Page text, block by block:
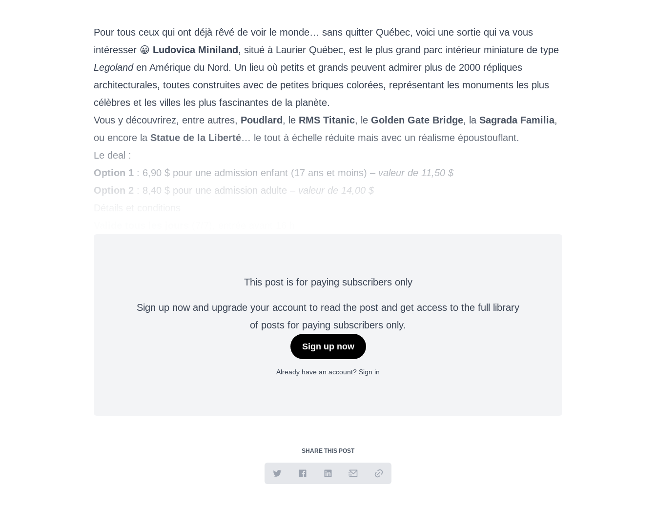
Pour tous ceux qui ont déjà rêvé de voir le monde… sans quitter Québec, voici une sortie qui va vous
intéresser 😀 Ludovica Miniland , situé à Laurier Québec, est le plus grand parc intérieur miniature de type
Legolanden Amérique du Nord. Un lieu où petits et grands peuvent admirer plus de 2000 répliques
architecturales, toutes construites avec de petites briques colorées, représentant les monuments les plus
célèbres et les villes les plus fascinantes de la planète.
Vous y découvrirez, entre autres, Poudlard , le RMS Titanic, le Golden Gate Bridge, la Sagrada Familia,
ou encore la Statue de la Liberté… le tout à échelle réduite mais avec un réalisme époustouflant.
Le deal :
Option 1 : 6,90 $ pour une admission enfant (17 ans et moins) – valeur de 11,50 $
Option 2 : 8,40 $ pour une admission adulte – valeur de 14,00 $
This post is for paying subscribers only
Sign up now and upgrade your account to read the post and get access to the full library
of posts for paying subscribers only.
Sign up now
Already have an account? Sign in
SHARE THIS POST